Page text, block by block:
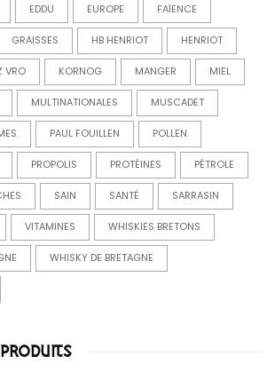
EDDU EUROPE FAÏENCE
GRAISSES HB HENRIOT HENRIOT
VRO KORNOG MANGER MIEL
MULTINATIONALES MUSCADET
PAUL FOUILLEN POLLEN
PROPOLIS PROTÉINES PÉTROLE
SAIN SANTÉ SARRASIN
VITAMINES WHISKIES BRETONS
WHISKY DE BRETAGNE